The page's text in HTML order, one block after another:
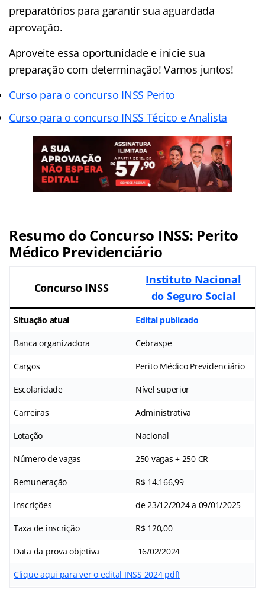
preparatórios para garantir sua aguardada
aprovação.
Aproveite essa oportunidade e inicie sua
preparação com determinação! Vamos juntos!
Curso para o concurso INSS Perito
Curso para o concurso INSS Técico e Analista
Resumo do Concurso INSS: Perito
Médico Previdenciário
Concurso INSS
Instituto Nacional
do Seguro Social
Situação atual Edital publicado
Banca organizadora Cebraspe
Cargos Perito Médico Previdenciário
Escolaridade Nível superior
Carreiras Administrativa
Lotação Nacional
Número de vagas 250 vagas + 250 CR
Remuneração R$ 14.166,99
Inscrições de 23/12/2024 a 09/01/2025
Taxa de inscrição R$ 120,00
Data da prova objetiva 16/02/2024
Clique aqui para ver o edital INSS 2024 pdf!